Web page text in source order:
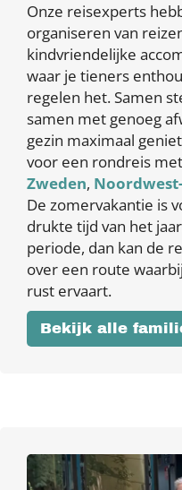
Onze reisexperts
organiseren van
kindvriendelijke
waar je tieners
regelen het. Samen
samen met genoeg
gezin maximaal
voor een rondreis
Zweden,
De zomervakantie is
drukte tijd van het
periode, dan kan de
over een route
rust ervaart.
Bekijk alle